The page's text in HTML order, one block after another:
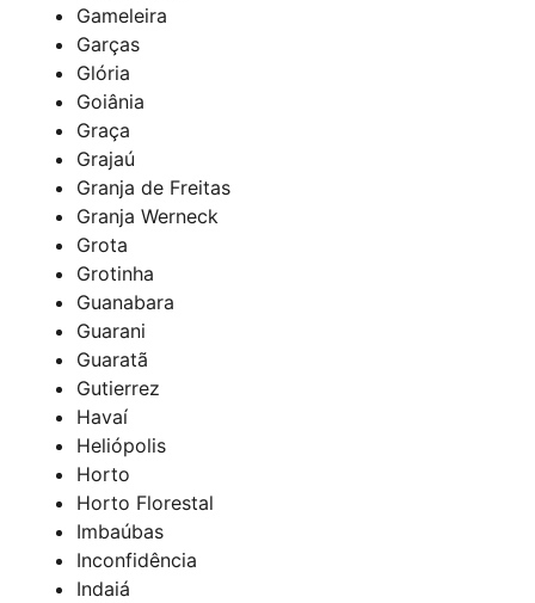
Gameleira
Garças
Glória
Goiânia
Graça
Grajaú
Granja de Freitas
Granja Werneck
Grota
Grotinha
Guanabara
Guarani
Guaratã
Gutierrez
Havaí
Heliópolis
Horto
Horto Florestal
Imbaúbas
Inconfidência
Indaiá